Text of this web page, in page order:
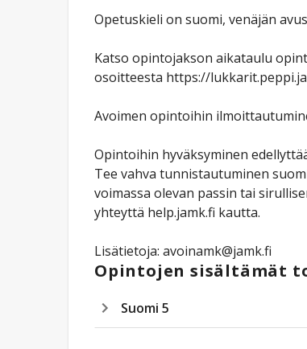
Opetuskieli on suomi, venäjän
Katso opintojakson aikataulu
osoitteesta https://
Avoimen opintoihin
Opintoihin hyväksyminen
Tee vahva tunnistautuminen
voimassa olevan passin tai
yhteyttä help.jamk.fi kautta.
Lisätietoja: avoinamk@jamk.fi
Opintojen sisältämät
Suomi 5